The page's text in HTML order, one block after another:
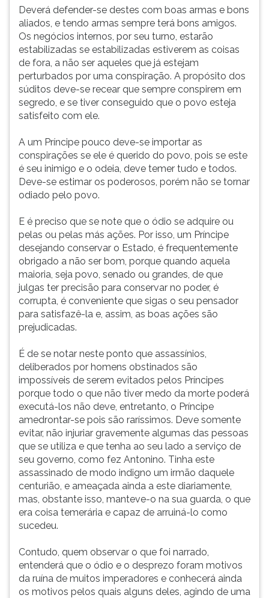
Deverá defender-se destes com boas armas e bons
aliados, e tendo armas sempre terá bons amigos.
Os negócios internos, por seu turno, estarão
estabilizadas se estabilizadas estiverem as coisas
de fora, a não ser aqueles que já estejam
perturbados por uma conspiração. A propósito dos
súditos deve-se recear que sempre conspirem em
segredo, e se tiver conseguido que o povo esteja
satisfeito com ele.
A um Príncipe pouco deve-se importar as
conspirações se ele é querido do povo, pois se este
é seu inimigo e o odeia, deve temer tudo e todos.
Deve-se estimar os poderosos, porém não se tornar
odiado pelo povo.
E é preciso que se note que o ódio se adquire ou
pelas ou pelas más ações. Por isso, um Príncipe
desejando conservar o Estado, é frequentemente
obrigado a não ser bom, porque quando aquela
maioria, seja povo, senado ou grandes, de que
julgas ter precisão para conservar no poder, é
corrupta, é conveniente que sigas o seu pensador
para satisfazê-la e, assim, as boas ações são
prejudicadas.
É de se notar neste ponto que assassínios,
deliberados por homens obstinados são
impossíveis de serem evitados pelos Príncipes
porque todo o que não tiver medo da morte poderá
executá-los não deve, entretanto, o Príncipe
amedrontar-se pois são raríssimos. Deve somente
evitar, não injuriar gravemente algumas das pessoas
que se utiliza e que tenha ao seu lado a serviço de
seu governo, como fez Antonino. Tinha este
assassinado de modo indigno um irmão daquele
centurião, e ameaçada ainda a este diariamente,
mas, obstante isso, manteve-o na sua guarda, o que
era coisa temerária e capaz de arruiná-lo como
sucedeu.
Contudo, quem observar o que foi narrado,
entenderá que o ódio e o desprezo foram motivos
da ruína de muitos imperadores e conhecerá ainda
os motivos pelos quais alguns deles, agindo de uma